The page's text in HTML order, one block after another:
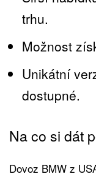
trhu.
Možnost
Unikátní
dostupné.
Na co si dát
Dovoz BMW z